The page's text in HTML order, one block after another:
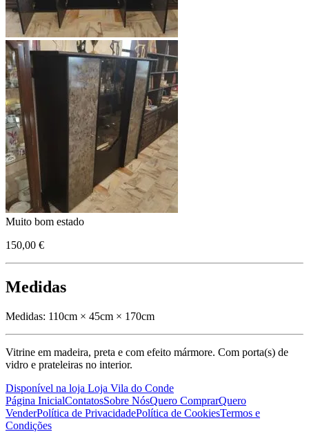
Muito bom estado
150,00 €
Medidas
Medidas: 110cm × 45cm × 170cm
Vitrine em madeira, preta e com efeito mármore. Com porta(s) de
vidro e prateleiras no interior.
Disponível na loja Loja Vila do Conde
Página InicialContatosSobre NósQuero ComprarQuero
VenderPolítica de PrivacidadePolítica de CookiesTermos e
Condições